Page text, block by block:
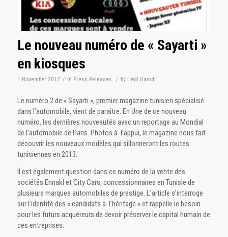
Le nouveau numéro de « Sayarti »
en kiosques
1 November 2012 / in Press Releases / by Hédi Hamdi
Le numéro 2 de « Sayarti », premier magazine tunisien spécialisé
dans l’automobile, vient de paraître. En Une de ce nouveau
numéro, les dernières nouveautés avec un reportage au Mondial
de l’automobile de Paris. Photos à l’appui, le magazine nous fait
découvrir les nouveaux modèles qui sillonneront les routes
tunisiennes en 2013.
Il est également question dans ce numéro de la vente des
sociétés Ennakl et City Cars, concessionnaires en Tunisie de
plusieurs marques automobiles de prestige. L’article s’interroge
sur l’identité des « candidats à l’héritage » et rappelle le besoin
pour les futurs acquéreurs de devoir préserver le capital humain de
ces entreprises.